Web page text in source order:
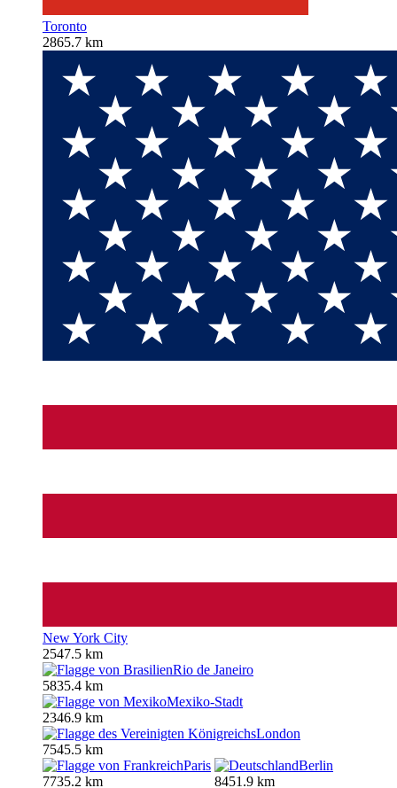
Toronto
2865.7 km
New York City
2547.5 km
Rio de Janeiro
5835.4 km
Mexiko-Stadt
2346.9 km
London
7545.5 km
Paris
7735.2 km
Berlin
8451.9 km